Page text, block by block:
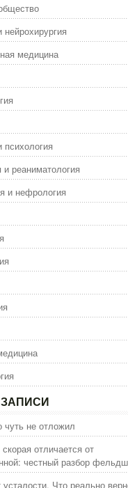
нейрохирургия
медицина
психология
и реаниматология
и нефрология
чуть не отложил
отличается от
честный разбор
Что реально